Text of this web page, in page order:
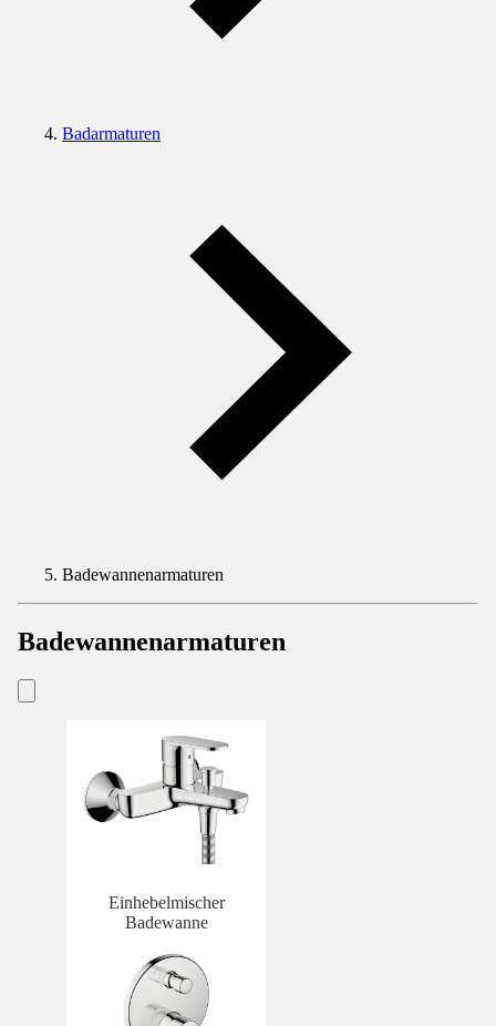
Badarmaturen
Badewannenarmaturen
Badewannenarmaturen
Einhebelmischer
Badewanne